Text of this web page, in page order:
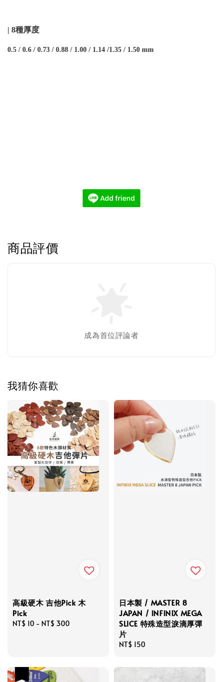
| 8種厚度
0.5 / 0.6 / 0.73 / 0.88 / 1.00 / 1.14 /1.35 / 1.50 mm
商品評價
成為首位評論者
我猜你喜歡
高級硬木 吉他Pick 木
Pick
Regular
NT$ 10 - NT$ 300
日本製 / MASTER 8
JAPAN / INFINIX MEGA
SLICE 特殊造型淚滴厚彈
片
Regular
NT$ 150